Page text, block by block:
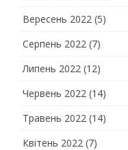
Вересень 2022 (5)
Серпень 2022 (7)
Липень 2022 (12)
Червень 2022 (14)
Травень 2022 (14)
Квітень 2022 (7)